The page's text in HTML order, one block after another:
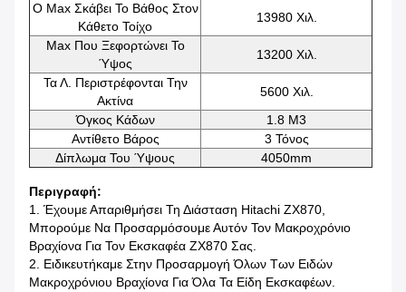
Ο Max Σκάβει Το Βάθος Στον
Κάθετο Τοίχο
13980 Χιλ.
Max Που Ξεφορτώνει Το
Ύψος
13200 Χιλ.
Τα Λ. Περιστρέφονται Την
Ακτίνα
5600 Χιλ.
Όγκος Κάδων
1.8 Μ3
Αντίθετο Βάρος
3 Τόνος
Δίπλωμα Του Ύψους
4050mm
Περιγραφή:
1. Έχουμε Απαριθμήσει Τη Διάσταση Hitachi ZX870,
Μπορούμε Να Προσαρμόσουμε Αυτόν Τον Μακροχρόνιο
Βραχίονα Για Τον Εκσκαφέα ZX870 Σας.
2. Ειδικευτήκαμε Στην Προσαρμογή Όλων Των Ειδών
Μακροχρόνιου Βραχίονα Για Όλα Τα Είδη Εκσκαφέων.